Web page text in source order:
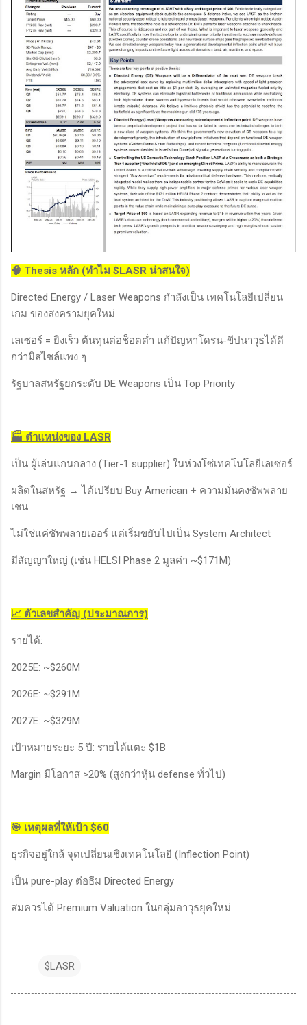
🧠 Thesis หลัก (ทำไม $LASR น่าสนใจ)
Directed Energy / Laser Weapons กำลังเป็น เทคโนโลยีเปลี่ยน
เกม ของสงครามยุคใหม่
เลเซอร์ = ยิงเร็ว ต้นทุนต่อช็อตต่ำ แก้ปัญหาโดรน-ขีปนาวุธได้ดี
กว่ามิสไซล์แพง ๆ
รัฐบาลสหรัฐยกระดับ DE Weapons เป็น Top Priority
🏭 ตำแหน่งของ LASR
เป็น ผู้เล่นแกนกลาง (Tier-1 supplier) ในห่วงโซ่เทคโนโลยีเลเซอร์
ผลิตในสหรัฐ → ได้เปรียบ Buy American + ความมั่นคงซัพพลาย
เชน
ไม่ใช่แค่ซัพพลายเออร์ แต่เริ่มขยับไปเป็น System Architect
มีสัญญาใหญ่ (เช่น HELSI Phase 2 มูลค่า ~$171M)
📈 ตัวเลขสำคัญ (ประมาณการ)
รายได้:
2025E: ~$260M
2026E: ~$291M
2027E: ~$329M
เป้าหมายระยะ 5 ปี: รายได้แตะ $1B
Margin มีโอกาส >20% (สูงกว่าหุ้น defense ทั่วไป)
🎯 เหตุผลที่ให้เป้า $60
ธุรกิจอยู่ใกล้ จุดเปลี่ยนเชิงเทคโนโลยี (Inflection Point)
เป็น pure-play ต่อธีม Directed Energy
สมควรได้ Premium Valuation ในกลุ่มอาวุธยุคใหม่
$LASR